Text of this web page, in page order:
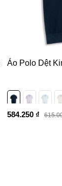
Áo Polo Dệt
584.250 ₫